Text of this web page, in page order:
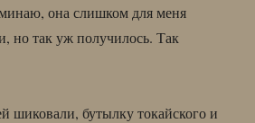
она слишком для меня
но так уж получилось. Так
шиковали, бутылку токайского и